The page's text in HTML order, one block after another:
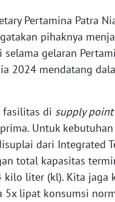
Pertamina Patra
pihaknya
selama gelaran
2024 mendatang
fasilitas di supply point
Untuk
dari Integrated
total kapasitas
kilo liter (kl). Kita jaga
5x lipat konsumsi